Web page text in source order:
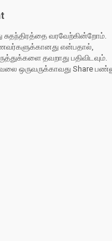
சுதந்திரத்தை வரவேற்கின்றோம்.
என்பதால்,
தவறாது பதிவிடவும்.
ஒருவருக்காவது Share